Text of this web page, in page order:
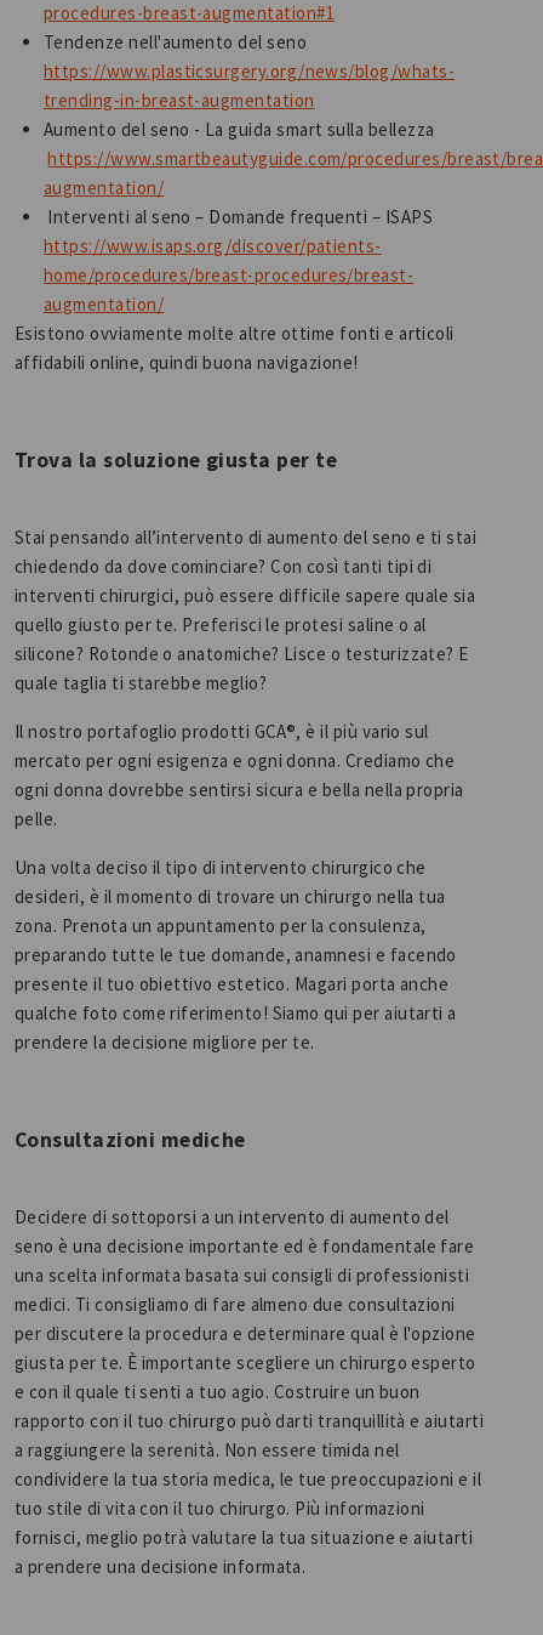
procedures-breast-augmentation#1
Tendenze nell'aumento del seno
https://www.plasticsurgery.org/news/blog/whats-
trending-in-breast-augmentation
Aumento del seno - La guida smart sulla bellezza
https://www.smartbeautyguide.com/procedures/breast/
augmentation/
Interventi al seno – Domande frequenti – ISAPS
https://www.isaps.org/discover/patients-
home/procedures/breast-procedures/breast-
augmentation/
Esistono ovviamente molte altre ottime fonti e articoli
affidabili online, quindi buona navigazione!
Trova la soluzione giusta per te
Stai pensando all’intervento di aumento del seno e ti stai
chiedendo da dove cominciare? Con così tanti tipi di
interventi chirurgici, può essere difficile sapere quale sia
quello giusto per te. Preferisci le protesi saline o al
silicone? Rotonde o anatomiche? Lisce o testurizzate? E
quale taglia ti starebbe meglio?
Il nostro portafoglio prodotti GCA®, è il più vario sul
mercato per ogni esigenza e ogni donna. Crediamo che
ogni donna dovrebbe sentirsi sicura e bella nella propria
pelle.
Una volta deciso il tipo di intervento chirurgico che
desideri, è il momento di trovare un chirurgo nella tua
zona. Prenota un appuntamento per la consulenza,
preparando tutte le tue domande, anamnesi e facendo
presente il tuo obiettivo estetico. Magari porta anche
qualche foto come riferimento! Siamo qui per aiutarti a
prendere la decisione migliore per te.
Consultazioni mediche
Decidere di sottoporsi a un intervento di aumento del
seno è una decisione importante ed è fondamentale fare
una scelta informata basata sui consigli di professionisti
medici. Ti consigliamo di fare almeno due consultazioni
per discutere la procedura e determinare qual è l'opzione
giusta per te. È importante scegliere un chirurgo esperto
e con il quale ti senti a tuo agio. Costruire un buon
rapporto con il tuo chirurgo può darti tranquillità e aiutarti
a raggiungere la serenità. Non essere timida nel
condividere la tua storia medica, le tue preoccupazioni e il
tuo stile di vita con il tuo chirurgo. Più informazioni
fornisci, meglio potrà valutare la tua situazione e aiutarti
a prendere una decisione informata.